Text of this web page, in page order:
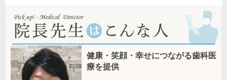
健康・笑顔・幸せにつながる歯科医
療を提供